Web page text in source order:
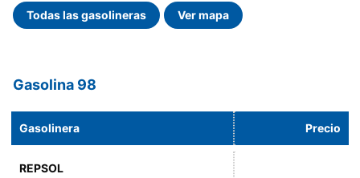
Todas las gasolineras Ver mapa
Gasolina 98
Gasolinera Precio
REPSOL